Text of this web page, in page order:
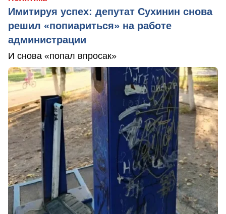
Имитируя успех: депутат Сухинин снова
решил «попиариться» на работе
администрации
И снова «попал впросак»